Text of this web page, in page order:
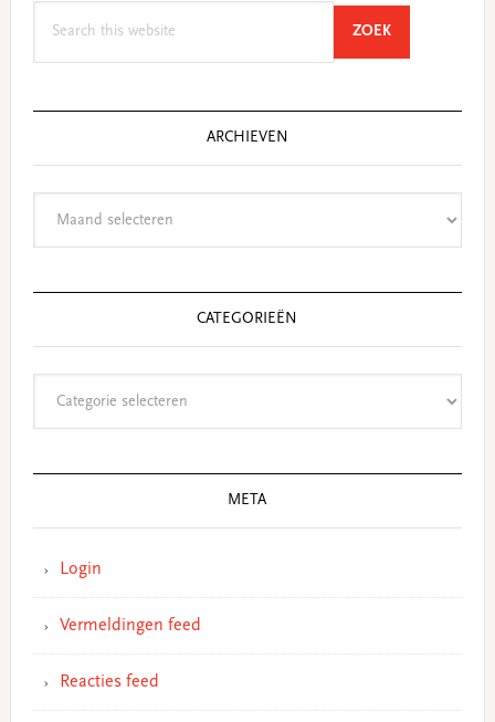
ZOEKSEARCH
ARCHIEVEN
CATEGORIEËN
META
Login
Vermeldingen feed
Reacties feed